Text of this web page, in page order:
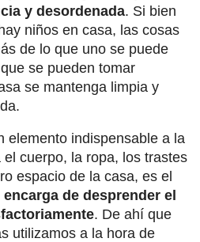
y desordenada. Si bien
niños en casa, las cosas
de lo que uno se puede
se pueden tomar
se mantenga limpia y
elemento indispensable a la
cuerpo, la ropa, los trastes
espacio de la casa, es el
encarga de desprender el
. De ahí que
utilizamos a la hora de